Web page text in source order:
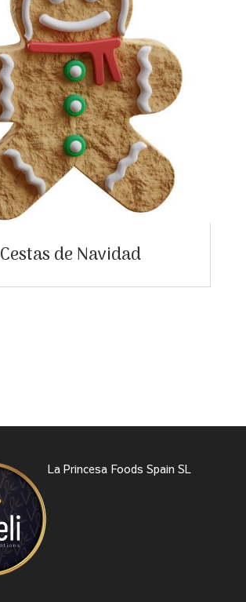
Cestas de Navidad
La Princesa Foods Spain SL